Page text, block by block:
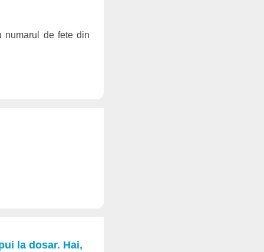
numarul de fete din
la dosar. Hai,